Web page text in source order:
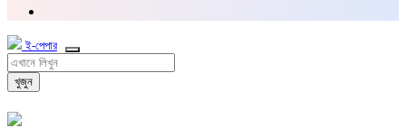
ই-পেপার
খুজুন